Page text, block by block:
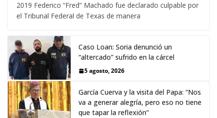
2019 Federico “Fred” Machado fue declarado culpable por
el Tribunal Federal de Texas de manera
Caso Loan: Soria denunció un
“altercado” sufrido en la cárcel
5 agosto, 2026
García Cuerva y la visita del Papa: “Nos
va a generar alegría, pero eso no tiene
que tapar la reflexión”